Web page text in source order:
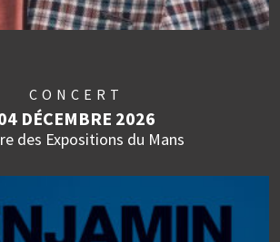
CONCERT
DÉCEMBRE 2026
des Expositions du Mans